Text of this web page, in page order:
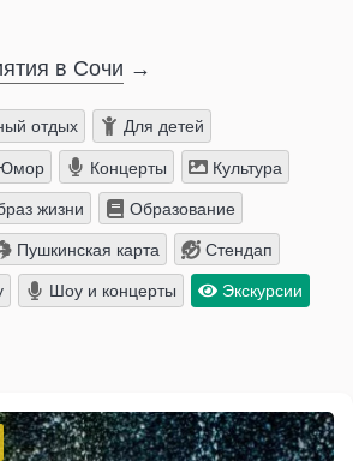
в Сочи →
отдых Для детей
Концерты Культура
жизни Образование
Пушкинская карта Стендап
Шоу и концерты Экскурсии